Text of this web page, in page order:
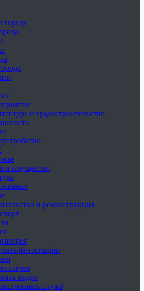
городе
и градостроительство
и имущество
и реконструкция
фотографии
видео
служб